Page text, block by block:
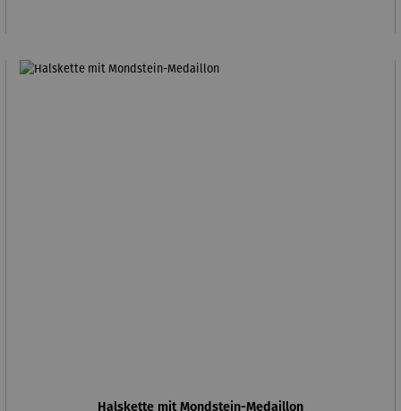
Halskette mit Mondstein-Medaillon